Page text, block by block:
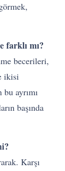
farklı mı?
becerileri,
ikisi
ayrımı
başında
Karşı